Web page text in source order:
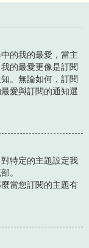
的我的最愛，當主
的最愛更像是訂閱
。無論如何，訂閱
愛與訂閱的通知選
特定的主題設定我
。
當您訂閱的主題有